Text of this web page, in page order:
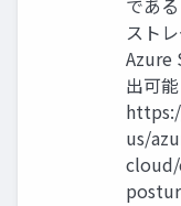
であ
スト
Azure
出可
us/